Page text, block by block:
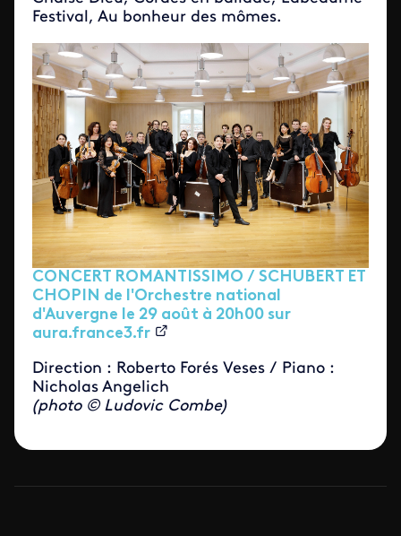
Festival, Au bonheur des mômes.
CONCERT ROMANTISSIMO / SCHUBERT ET
CHOPIN de l'Orchestre national
d'Auvergne le 29 août à 20h00 sur
aura.france3.fr
Direction : Roberto Forés Veses / Piano :
Nicholas Angelich
(photo © Ludovic Combe)